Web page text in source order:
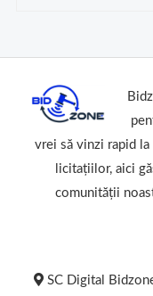
vrei să vinzi rapid
licitațiilor, aici
comunității
SC Digital